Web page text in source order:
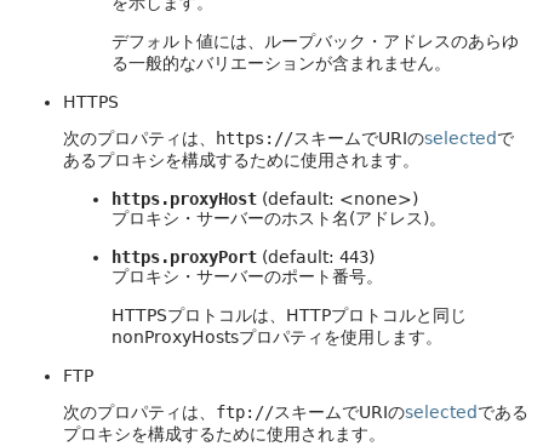
デフォルト値には、ループバック・アドレスのあらゆ
る一般的なバリエーションが含まれません。
HTTPS
次のプロパティは、
https://スキームでURIのselectedで
あるプロキシを構成するために使用されます。
https.proxyHost (default: <none>)
プロキシ・サーバーのホスト名(アドレス)。
https.proxyPort (default: 443)
プロキシ・サーバーのポート番号。
HTTPSプロトコルは、HTTPプロトコルと同じ
nonProxyHostsプロパティを使用します。
FTP
次のプロパティは、 ftp://スキームでURIのselectedである
プロキシを構成するために使用されます。